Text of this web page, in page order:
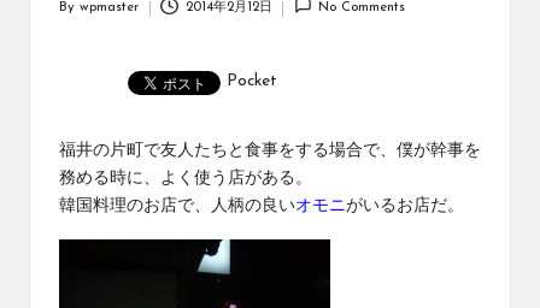
By wpmaster 2014年2月12日 No Comments
Pocket
福井の片町で友人たちと食事をする場合で、僕が幹事を
務める時に、よく使う店がある。
韓国料理のお店で、人柄の良いオモニがいるお店だ。